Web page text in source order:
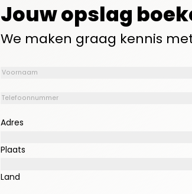
Jouw opslag
We maken graag kennis
Voornaam
Telefoonnummer
Adres
Plaats
Land